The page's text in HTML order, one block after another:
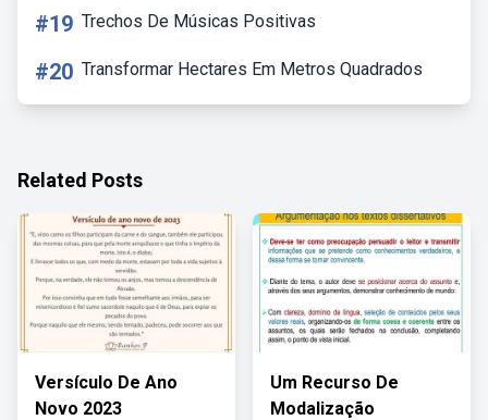
#19 Trechos De Músicas Positivas
#20 Transformar Hectares Em Metros Quadrados
Related Posts
Versículo De Ano
Novo 2023
Um Recurso De
Modalização